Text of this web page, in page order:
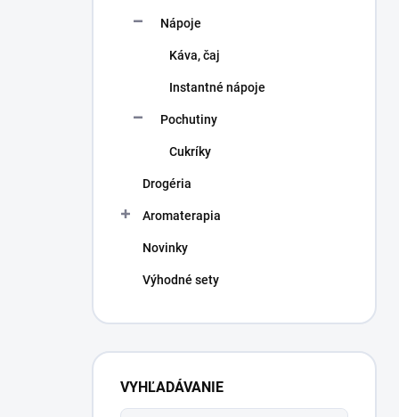
Nápoje
Káva, čaj
Instantné nápoje
Pochutiny
Cukríky
Drogéria
Aromaterapia
Novinky
Výhodné sety
VYHĽADÁVANIE